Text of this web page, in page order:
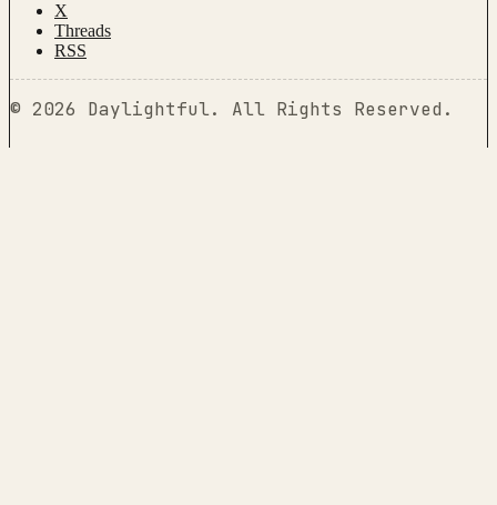
X
Threads
RSS
© 2026 Daylightful. All Rights Reserved.